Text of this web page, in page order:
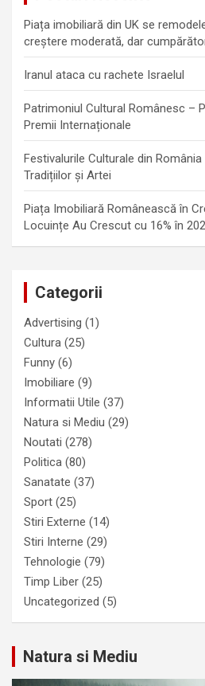
Piața imobiliară din UK se
creștere moderată, dar
Iranul ataca cu rachete Israelul
Patrimoniul Cultural Românesc –
Premii Internaționale
Festivalurile Culturale din
Tradițiilor și Artei
Piața Imobiliară Românească în
Locuințe Au Crescut cu 16% în
Categorii
Advertising (1)
Cultura (25)
Funny (6)
Imobiliare (9)
Informatii Utile (37)
Natura si Mediu (29)
Noutati (278)
Politica (80)
Sanatate (37)
Sport (25)
Stiri Externe (14)
Stiri Interne (29)
Tehnologie (79)
Timp Liber (25)
Uncategorized (5)
Natura si Mediu